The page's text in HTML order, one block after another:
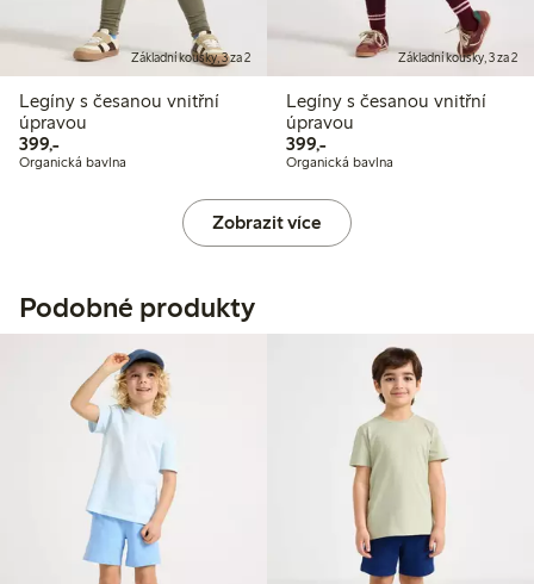
Základní kousky, 3 za 2
Legíny s česanou vnitřní
úpravou
399,-399,00 Kč
Organická bavlna
Základní kousky, 3 za 2
Legíny s česanou vnitřní
úpravou
399,-399,00 Kč
Organická bavlna
Zobrazit více
Podobné produkty